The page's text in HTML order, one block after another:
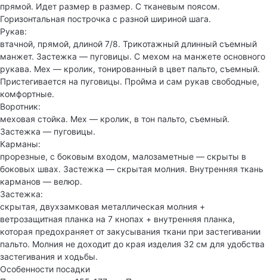
прямой. Идет размер в размер. С тканевым поясом.
Горизонтальная построчка с разной шириной шага.
Рукав:
втачной, прямой, длиной 7/8. Трикотажный длинный съемный
манжет. Застежка — пуговицы. С мехом на манжете основного
рукава. Мех — кролик, тонированный в цвет пальто, съемный.
Пристегивается на пуговицы. Пройма и сам рукав свободные,
комфортные.
Воротник:
меховая стойка. Мех — кролик, в тон пальто, съемный.
Застежка — пуговицы.
Карманы:
прорезные, с боковым входом, малозаметные — скрыты в
боковых швах. Застежка — скрытая молния. Внутренняя ткань
карманов — велюр.
Застежка:
скрытая, двухзамковая металлическая молния +
ветрозащитная планка на 7 кнопах + внутренняя планка,
которая предохраняет от закусывания ткани при застегивании
пальто. Молния не доходит до края изделия 32 см для удобства
застегивания и ходьбы.
Особенности посадки